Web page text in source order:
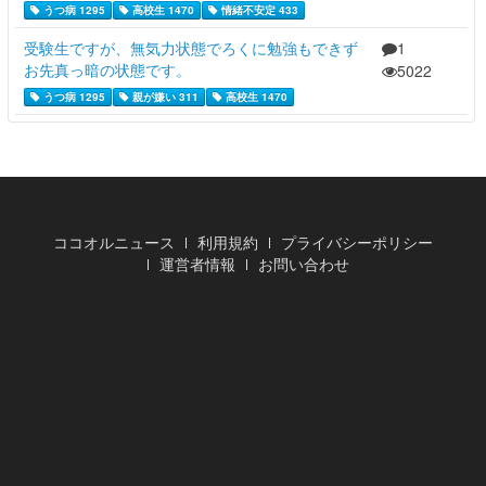
うつ病 1295 高校生 1470 情緒不安定 433
受験生ですが、無気力状態でろくに勉強もできず
お先真っ暗の状態です。
うつ病 1295 親が嫌い 311 高校生 1470
1
5022
ココオルニュース 利用規約
プライバシーポリシー
運営者情報
お問い合わせ